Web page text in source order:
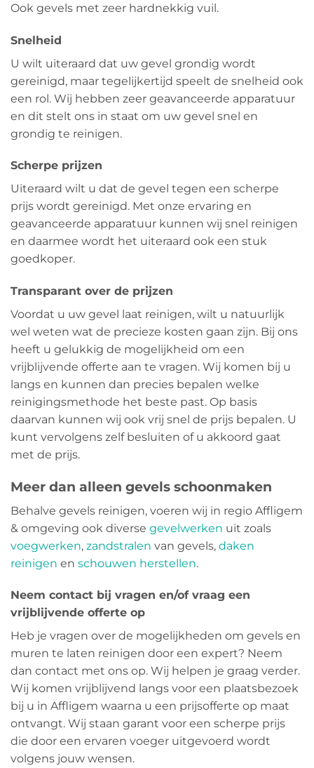
Ook gevels met zeer hardnekkig vuil.
Snelheid
U wilt uiteraard dat uw gevel grondig wordt
gereinigd, maar tegelijkertijd speelt de snelheid ook
een rol. Wij hebben zeer geavanceerde apparatuur
en dit stelt ons in staat om uw gevel snel en
grondig te reinigen.
Scherpe prijzen
Uiteraard wilt u dat de gevel tegen een scherpe
prijs wordt gereinigd. Met onze ervaring en
geavanceerde apparatuur kunnen wij snel reinigen
en daarmee wordt het uiteraard ook een stuk
goedkoper.
Transparant over de prijzen
Voordat u uw gevel laat reinigen, wilt u natuurlijk
wel weten wat de precieze kosten gaan zijn. Bij ons
heeft u gelukkig de mogelijkheid om een
vrijblijvende offerte aan te vragen. Wij komen bij u
langs en kunnen dan precies bepalen welke
reinigingsmethode het beste past. Op basis
daarvan kunnen wij ook vrij snel de prijs bepalen. U
kunt vervolgens zelf besluiten of u akkoord gaat
met de prijs.
Meer dan alleen gevels schoonmaken
Behalve gevels reinigen, voeren wij in regio Affligem
& omgeving ook diverse gevelwerken uit zoals
voegwerken, zandstralen van gevels, daken
reinigen en schouwen herstellen.
Neem contact bij vragen en/of vraag een
vrijblijvende offerte op
Heb je vragen over de mogelijkheden om gevels en
muren te laten reinigen door een expert? Neem
dan contact met ons op. Wij helpen je graag verder.
Wij komen vrijblijvend langs voor een plaatsbezoek
bij u in Affligem waarna u een prijsofferte op maat
ontvangt. Wij staan garant voor een scherpe prijs
die door een ervaren voeger uitgevoerd wordt
volgens jouw wensen.